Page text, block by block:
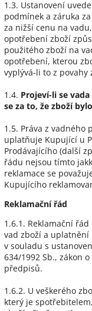
1.3. Ustanovení
podmínek a záruka
za nižší cenu na
opotřebení zboží
použitého zboží na
opotřebení, kterou
vyplývá-li to z povahy
1.4. Projeví-li se
se za to, že zboží
1.5. Práva z vadného
uplatňuje Kupující u
Prodávajícího (další
řádu nejsou tímto
reklamace se
Kupujícího
Reklamační řád
1.6.1. Reklamační
vad zboží a uplatnění
v souladu s
634/1992 Sb., zákon
předpisů.
1.6.2. U veškerého
který je